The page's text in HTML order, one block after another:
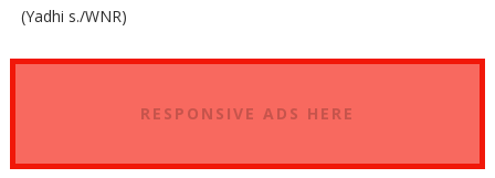
(Yadhi s./WNR)
RESPONSIVE ADS HERE